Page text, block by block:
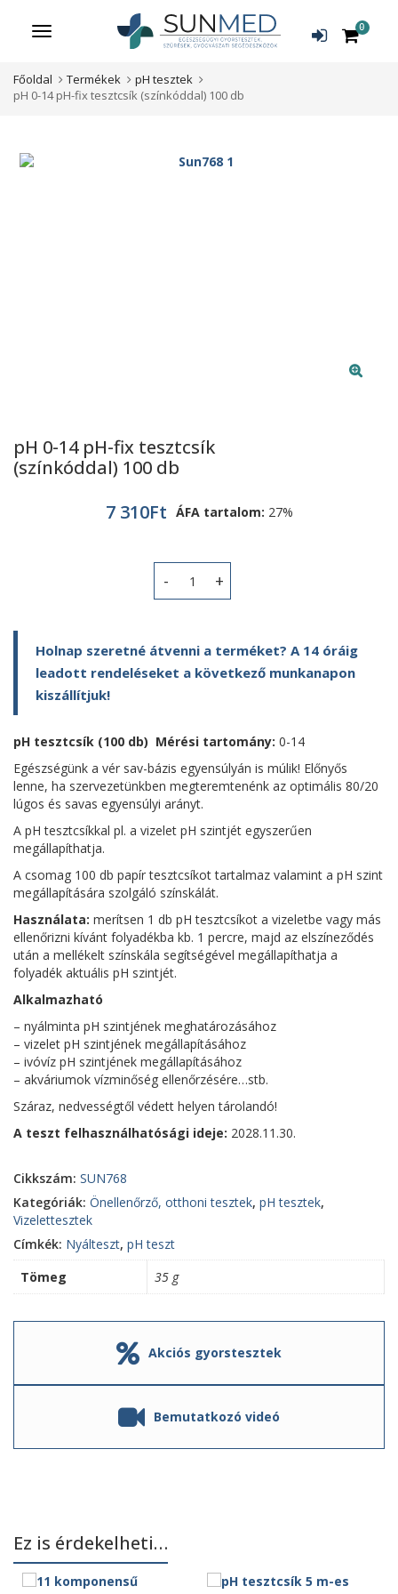
Menü 0
Főoldal Termékek
pH tesztek
pH 0-14 pH-fix tesztcsík (színkóddal) 100 db
pH 0-14 pH-fix tesztcsík
(színkóddal) 100 db
7 310Ft ÁFA tartalom: 27%
pH 0-14 pH-fix tesztcsík (színkóddal)
Holnap szeretné átvenni a terméket? A 14 óráig
leadott rendeléseket a következő munkanapon
kiszállítjuk!
pH tesztcsík (100 db) Mérési tartomány: 0-14
Egészségünk a vér sav-bázis egyensúlyán is múlik! Előnyős
lenne, ha szervezetünkben megteremtenénk az optimális 80/20
lúgos és savas egyensúlyi arányt.
A pH tesztcsíkkal pl. a vizelet pH szintjét egyszerűen
megállapíthatja.
A csomag 100 db papír tesztcsíkot tartalmaz valamint a pH szint
megállapítására szolgáló színskálát.
Használata: merítsen 1 db pH tesztcsíkot a vizeletbe vagy más
ellenőrizni kívánt folyadékba kb. 1 percre, majd az elszíneződés
után a mellékelt színskála segítségével megállapíthatja a
folyadék aktuális pH szintjét.
Alkalmazható
– nyálminta pH szintjének meghatározásához
– vizelet pH szintjének megállapításához
– ivóvíz pH szintjének megállapításához
– akváriumok vízminőség ellenőrzésére…stb.
Száraz, nedvességtől védett helyen tárolandó!
A teszt felhasználhatósági ideje: 2028.11.30.
Cikkszám: SUN768
Kategóriák: Önellenőrző, otthoni tesztek, pH tesztek,
Vizelettesztek
Címkék: Nyálteszt, pH teszt
Tömeg
35 g
Akciós gyorstesztek
Bemutatkozó videó
Ez is érdekelheti…